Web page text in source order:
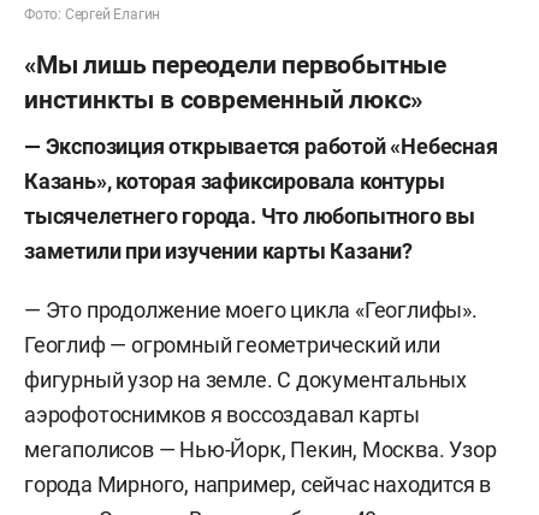
Фото: Сергей Елагин
«Мы лишь переодели первобытные
инстинкты в современный люкс»
— Экспозиция открывается работой «Небесная
Казань», которая зафиксировала контуры
тысячелетнего города. Что любопытного вы
заметили при изучении карты Казани?
— Это продолжение моего цикла «Геоглифы».
Геоглиф — огромный геометрический или
фигурный узор на земле. С документальных
аэрофотоснимков я воссоздавал карты
мегаполисов — Нью-Йорк, Пекин, Москва. Узор
города Мирного, например, сейчас находится в